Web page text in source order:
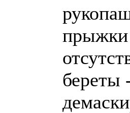
прыжки
береты